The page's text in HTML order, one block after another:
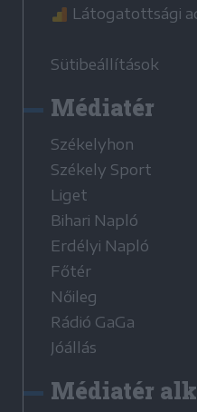
Látogatottsági
Sütibeállítások
Médiatér
Székelyhon
Székely Sport
Liget
Bihari Napló
Erdélyi Napló
Főtér
Nőileg
Rádió GaGa
Jóállás
Médiatér